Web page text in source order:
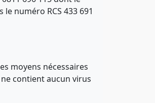
numéro RCS 433 691
moyens nécessaires
contient aucun virus